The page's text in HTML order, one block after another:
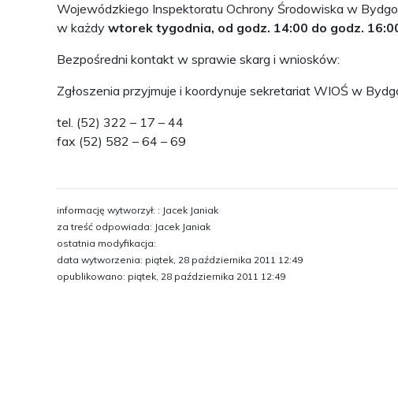
Wojewódzkiego Inspektoratu Ochrony Środowiska w
w każdy wtorek tygodnia, od godz. 14:00 do godz.
Bezpośredni kontakt w sprawie skarg i wniosków:
Zgłoszenia przyjmuje i koordynuje sekretariat WIOŚ w
tel. (52) 322 – 17 – 44
fax (52) 582 – 64 – 69
informację wytworzył: : Jacek Janiak
za treść odpowiada: Jacek Janiak
ostatnia modyfikacja:
data wytworzenia: piątek, 28 października 2011 12:49
opublikowano: piątek, 28 października 2011 12:49